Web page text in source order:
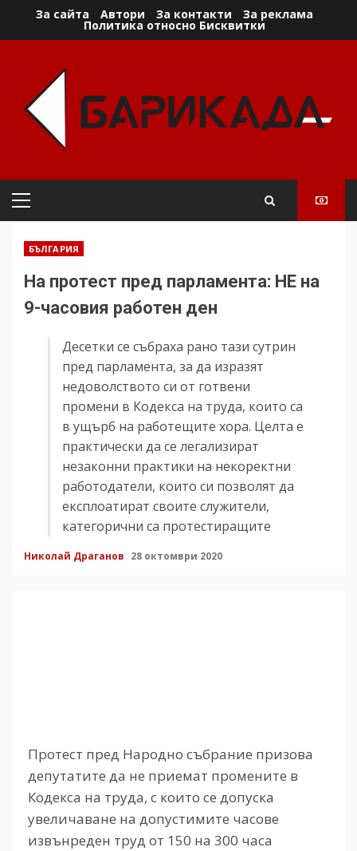
За сайта Автори За контакти За реклама
Политика относно Бисквитки
Primary
БЪЛГАРИЯ
На протест пред парламента: НЕ на
9-часовия работен ден
Десетки се събраха рано тази сутрин
пред парламента, за да изразят
недоволството си от готвени
промени в Кодекса на труда, които са
в ущърб на работещите хора. Целта е
практически да се легализират
незаконни практики на некоректни
работодатели, които си позволят да
експлоатират своите служители,
категорични са протестиращите
Николай Драганов 28 октомври 2020
Протест пред Народно събрание призова
депутатите да не приемат промените в
Кодекса на труда, с които се допуска
увеличаване на допустимите часове
извънреден труд от 150 на 300 часа